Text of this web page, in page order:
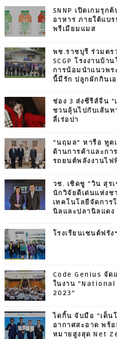
SNNP เปิดเกมรุ
อาหาร ภายใต้แบร
พรีเมียมแมส
พช.ราชบุรี ร่วมตร
SCGP โรงงานบ้า
การน้อมนำแนวพร
นี้มีรัก ปลูกผักกินเ
ช่อง 3 ส่งซีรีส์จีน
ชวนลุ้นไปกับเส้น
ลี่เร่อปา
“นฤมล” หารือ ทูต
ด้านการค้าและกา
รถยนต์พลังงานไฟ
วช. เชิดชู “วิน สุร
นักวิจัยดีเด่นแห่ง
เทคโนโลยีจัดการ
นิลและปลานิลแดง
โรงเรียนเซนต์ฟรั
Code Genius จั
ในงาน
2023”
ไดกิ้น จับมือ “เด็น
อากาศสะอาด พร้
หมายสูงสุด Net